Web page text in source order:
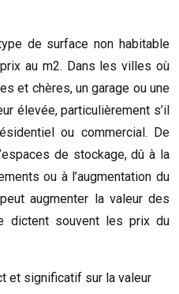
de surface non habitable
au m2. Dans les villes où
et chères, un garage ou une
élevée, particulièrement s’il
ou commercial. De
de stockage, dû à la
ou à l’augmentation du
augmenter la valeur des
dictent souvent les prix du
et significatif sur la valeur